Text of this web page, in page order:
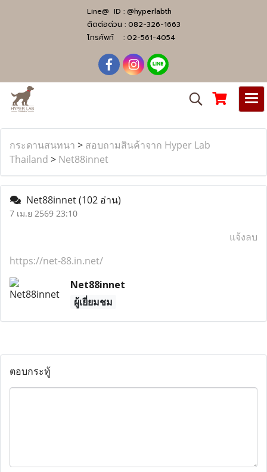
Line@ ID : @hyperlabth
ติดต่อด่วน : 082-326-1663
โทรศัพท์ : 02-561-4054
กระดานสนทนา > สอบถามสินค้าจาก Hyper Lab
Thailand > Net88innet
Net88innet(102 อ่าน)
7 เม.ย 2569 23:10
แจ้งลบ
https://net-88.in.net/
Net88innet
ผู้เยี่ยมชม
ตอบกระทู้